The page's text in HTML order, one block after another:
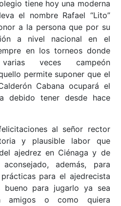
tiene hoy una moderna
el nombre Rafael “Lito”
a la persona que por su
a nivel nacional en el
en los torneos donde
veces campeón
permite suponer que el
Cabana ocupará el
debido tener desde hace
al señor rector
y plausible labor que
ajedrez en Ciénaga y de
además, para
para el ajedrecista
bueno para jugarlo ya sea
amigos o como quiera